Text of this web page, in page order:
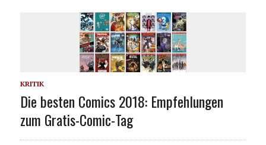
KRITIK
Die besten Comics 2018: Empfehlungen
zum Gratis-Comic-Tag